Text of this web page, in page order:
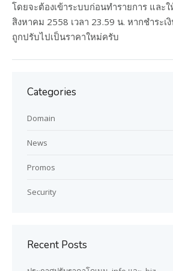
โดยจะต้องเข้าระบบก่อนทำรายการ และ
สิงหาคม 2558 เวลา 23.59 น. หากชำระเ
ถูกปรับไปเป็นราคาใหม่ครับ
Categories
Domain
News
Promos
Security
Recent Posts